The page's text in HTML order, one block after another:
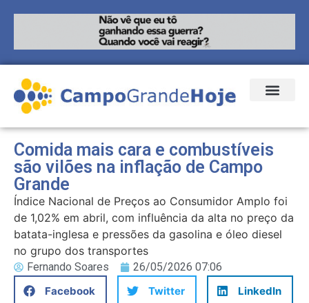
Comida mais cara e combustíveis
são vilões na inflação de Campo
Grande
Índice Nacional de Preços ao Consumidor Amplo foi
de 1,02% em abril, com influência da alta no preço da
batata-inglesa e pressões da gasolina e óleo diesel
no grupo dos transportes
Fernando Soares
26/05/2026 07:06
Facebook
Twitter LinkedIn